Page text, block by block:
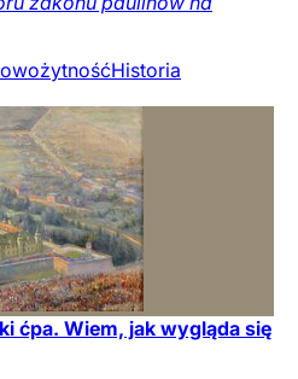
Historia
ćpa. Wiem, jak wygląda się